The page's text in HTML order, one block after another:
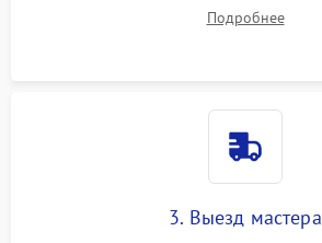
Подробнее
3. Выезд мастера